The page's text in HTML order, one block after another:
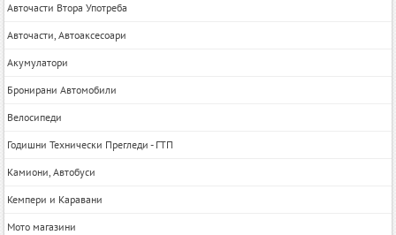
Авточасти Втора Употреба
Авточасти, Автоаксесоари
Акумулатори
Бронирани Автомобили
Велосипеди
Годишни Технически Прегледи - ГТП
Камиони, Автобуси
Кемпери и Каравани
Мото магазини